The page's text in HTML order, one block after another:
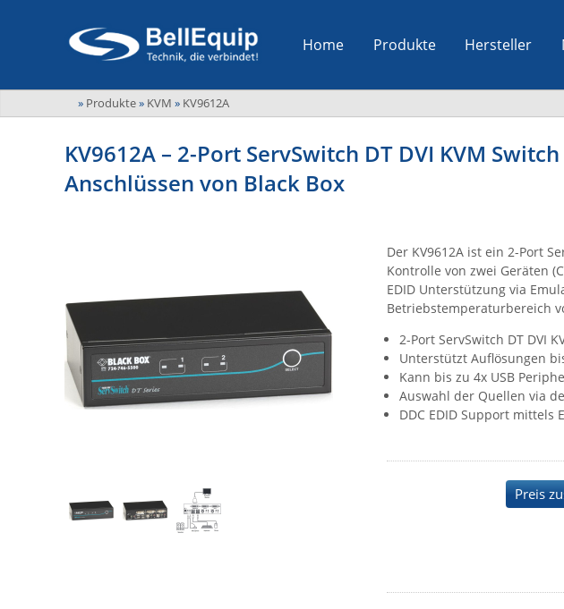
Home Produkte Hersteller
» Produkte» KVM » KV9612A
KV9612A – 2-Port ServSwitch DT DVI KVM
Anschlüssen von Black Box
Der KV9612A ist ein 2-Port
Kontrolle von zwei Geräten
EDID Unterstützung via
Betriebstemperaturbereich
2-Port ServSwitch DT DVI
Unterstützt Auflösungen
Kann bis zu 4x USB
Auswahl der Quellen via
DDC EDID Support mittels
Preis